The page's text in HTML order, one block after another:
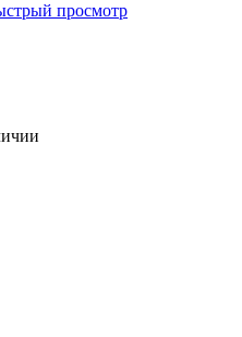
просмотр